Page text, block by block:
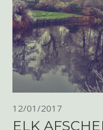
12/01/2017
ELK